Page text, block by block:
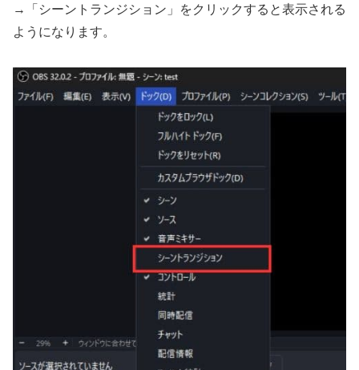
→「シーントランジション」をクリックすると表示される
ようになります。